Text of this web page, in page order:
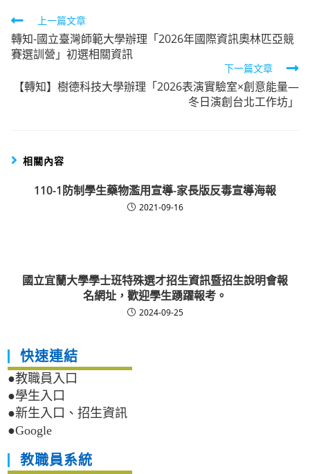
Read
more
articles
上一篇文章
轉知-國立臺灣師範大學辦理「2026年國際資訊奧林匹亞競
賽選訓營」初選相關資訊
下一篇文章
【轉知】樹德科技大學辦理「2026表演實驗室×創意能量—
冬日演創台北工作坊」
相關內容
110-1防制學生藥物濫用宣導-家長版反毒宣導海報
2021-09-16
國立宜蘭大學學士班特殊選才招生資訊暨招生說明會報
名網址，歡迎學生踴躍報考。
2024-09-25
快速連結
●教職員入口
●學生入口
●新生入口、招生資訊
●Google
教職員系統